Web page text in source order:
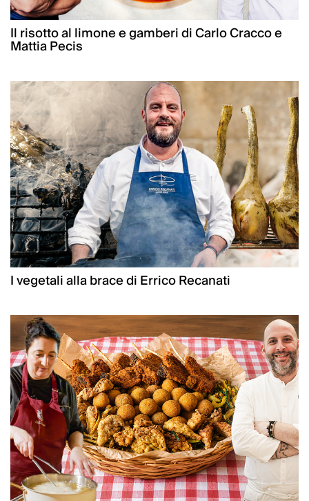
Il risotto al limone e gamberi di Carlo Cracco e
Mattia Pecis
I vegetali alla brace di Errico Recanati